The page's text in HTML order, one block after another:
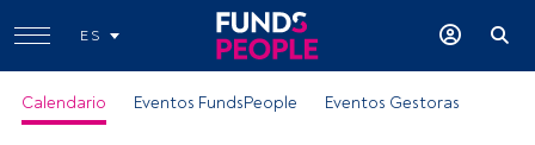
ES
Calendario Eventos FundsPeople Eventos Gestoras